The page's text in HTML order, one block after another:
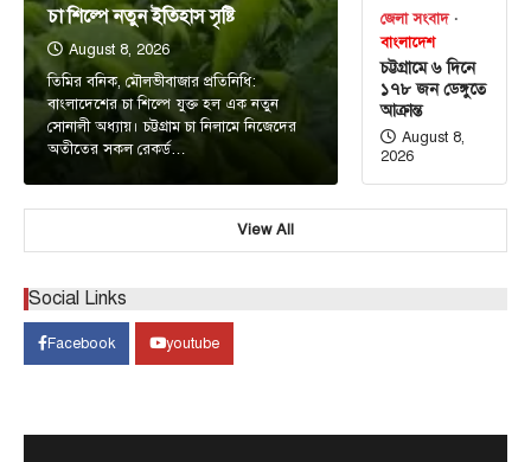
চা শিল্পে নতুন ইতিহাস সৃষ্টি
August 8, 2026
তিমির বনিক, মৌলভীবাজার প্রতিনিধি:
বাংলাদেশের চা শিল্পে যুক্ত হল এক নতুন
সোনালী অধ্যায়। চট্টগ্রাম চা নিলামে নিজেদের
অতীতের সকল রেকর্ড…
জেলা সংবাদ
বাংলাদেশ
চট্টগ্রামে ৬ দিনে
১৭৮ জন ডেঙ্গুতে
আক্রান্ত
August 8,
2026
View All
Social Links
Facebook youtube
ঢাকা, ৭ আগস্ট, ২০২৬ (বাসস) : সৌদি আরব, তুরস্ক ও